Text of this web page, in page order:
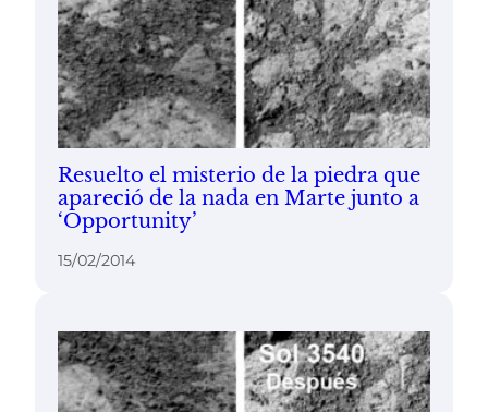
Resuelto el misterio de la piedra que
apareció de la nada en Marte junto a
‘Opportunity’
15/02/2014